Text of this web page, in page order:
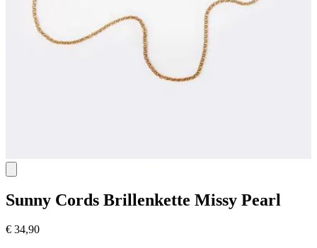
Sunny Cords Brillenkette Missy Pearl
€ 34,90